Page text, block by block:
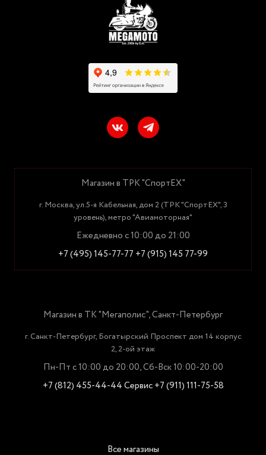
Магазин в ТРК "СпортЕХ"
г. Москва, ул.5-я Кабельная, дом 2 (ТРК "СпортЕХ", 3
уровень), метро "Авиамоторная"
Ежедневно с 10:00 до 21:00
+7 (495) 145-77-77 +7 (915) 145 77-99
Магазин в ТК "Мегаполис", Санкт-Петербург
г. Санкт-Петербург, Богатырский Проспект дом 14 корпус
2, 2-ой этаж
Пн-Пт с 10:00 до 20:00, Сб-Вск 10:00-20:00
+7 (812) 455-44-44Сервис +7 (911) 111-75-58
Все магазины